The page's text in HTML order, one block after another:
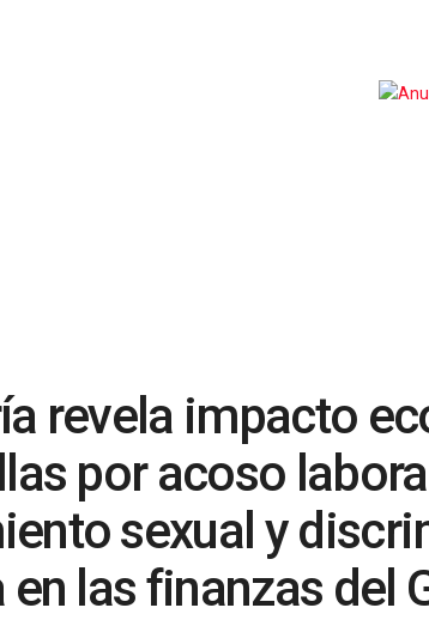
revela impacto
por acoso
sexual y
las finanzas del